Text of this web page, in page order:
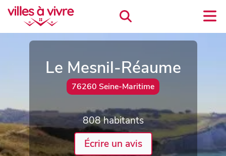
Le Mesnil-Réaume
76260 Seine-Maritime
808 habitants
Écrire un avis